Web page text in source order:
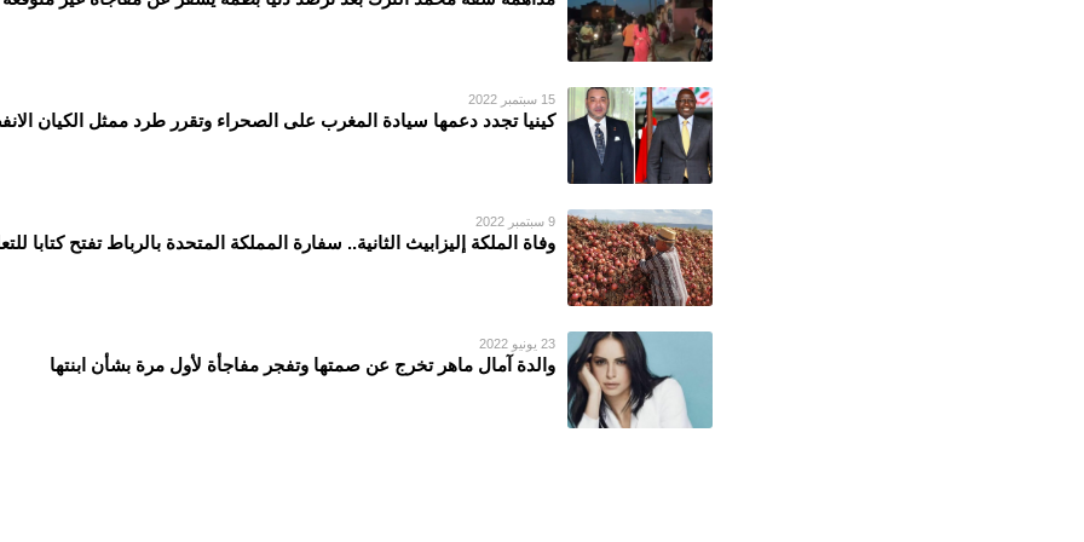
15 سبتمبر 2022
كينيا تجدد دعمها سيادة المغرب على الصحراء وتقرر طرد ممثل الكيان
9 سبتمبر 2022
وفاة الملكة إليزابيث الثانية.. سفارة المملكة المتحدة بالرباط تفتح كتابا
23 يونيو 2022
والدة آمال ماهر تخرج عن صمتها وتفجر مفاجأة لأول مرة بشأن ابنتها